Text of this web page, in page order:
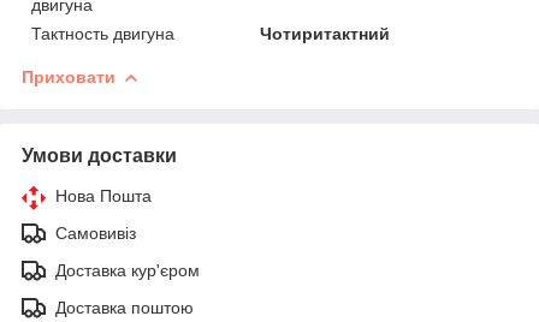
двигуна
Тактность двигуна Чотиритактний
Приховати
Умови доставки
Нова Пошта
Самовивіз
Доставка кур'єром
Доставка поштою